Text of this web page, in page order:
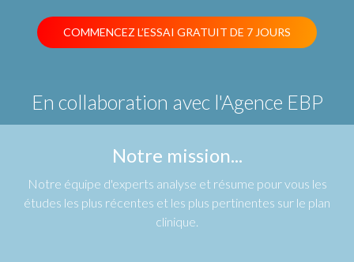
COMMENCEZ L’ESSAI GRATUIT DE 7 JOURS
En collaboration avec l'Agence EBP
Notre mission...
Notre équipe d'experts analyse et résume pour vous les
études les plus récentes et les plus pertinentes sur le plan
clinique.